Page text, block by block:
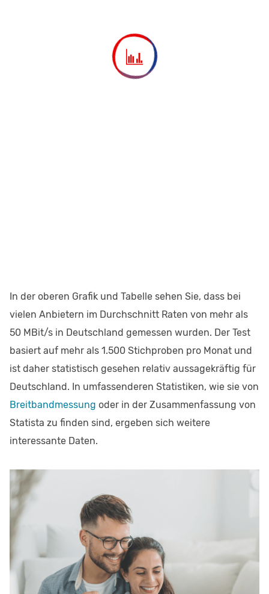
In der oberen Grafik und Tabelle sehen Sie, dass bei
vielen Anbietern im Durchschnitt Raten von mehr als
50 MBit/s in Deutschland gemessen wurden. Der Test
basiert auf mehr als 1.500 Stichproben pro Monat und
ist daher statistisch gesehen relativ aussagekräftig für
Deutschland. In umfassenderen Statistiken, wie sie von
Breitbandmessung oder in der Zusammenfassung von
Statista zu finden sind, ergeben sich weitere
interessante Daten.